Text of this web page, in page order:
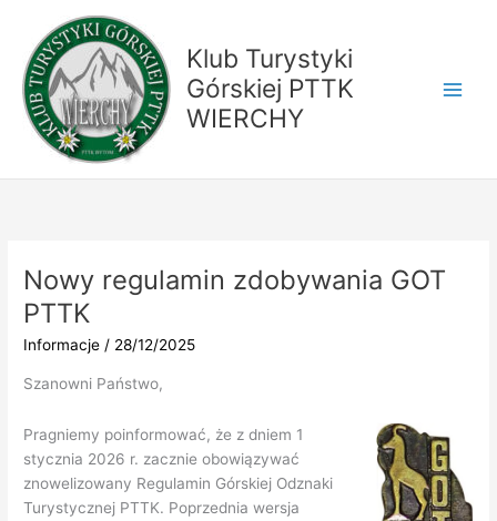
treści
Klub Turystyki
Górskiej PTTK
WIERCHY
Nowy regulamin zdobywania GOT
PTTK
Informacje / 28/12/2025
Szanowni Państwo,
Pragniemy poinformować, że z dniem 1
stycznia 2026 r. zacznie obowiązywać
znowelizowany Regulamin Górskiej Odznaki
Turystycznej PTTK. Poprzednia wersja